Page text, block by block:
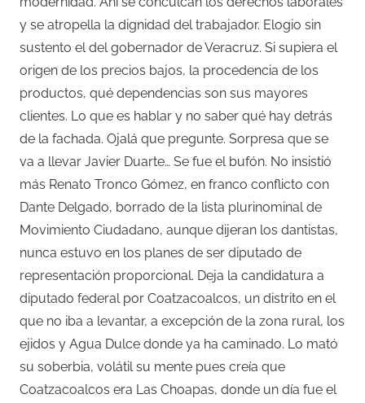
y se atropella la dignidad del trabajador. Elogio sin
sustento el del gobernador de Veracruz. Si supiera el
origen de los precios bajos, la procedencia de los
productos, qué dependencias son sus mayores
clientes. Lo que es hablar y no saber qué hay detrás
de la fachada. Ojalá que pregunte. Sorpresa que se
va a llevar Javier Duarte… Se fue el bufón. No insistió
más Renato Tronco Gómez, en franco conflicto con
Dante Delgado, borrado de la lista plurinominal de
Movimiento Ciudadano, aunque dijeran los dantistas,
nunca estuvo en los planes de ser diputado de
representación proporcional. Deja la candidatura a
diputado federal por Coatzacoalcos, un distrito en el
que no iba a levantar, a excepción de la zona rural, los
ejidos y Agua Dulce donde ya ha caminado. Lo mató
su soberbia, volátil su mente pues creía que
Coatzacoalcos era Las Choapas, donde un día fue el